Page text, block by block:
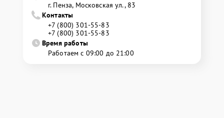
г. Пенза, Московская ул., 83
Контакты
+7 (800) 301-55-83
+7 (800) 301-55-83
Время работы
Работаем с 09:00 до 21:00